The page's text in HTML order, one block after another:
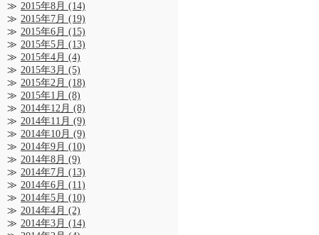
2015年8月 (14)
2015年7月 (19)
2015年6月 (15)
2015年5月 (13)
2015年4月 (4)
2015年3月 (5)
2015年2月 (18)
2015年1月 (8)
2014年12月 (8)
2014年11月 (9)
2014年10月 (9)
2014年9月 (10)
2014年8月 (9)
2014年7月 (13)
2014年6月 (11)
2014年5月 (10)
2014年4月 (2)
2014年3月 (14)